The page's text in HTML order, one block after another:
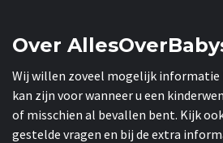
Over
Wij willen zoveel mogelijk informatie
kan zijn voor wanneer u een
of misschien al bevallen bent. Kijk
gestelde vragen en bij de extra